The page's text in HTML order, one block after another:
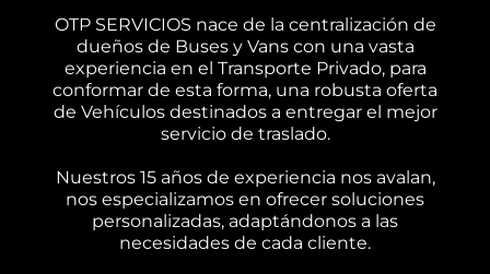
OTP SERVICIOS nace de la centralización de
dueños de Buses y Vans con una vasta
experiencia en el Transporte Privado, para
conformar de esta forma, una robusta oferta
de Vehículos destinados a entregar el mejor
servicio de traslado.
Nuestros 15 años de experiencia nos avalan,
nos especializamos en ofrecer soluciones
personalizadas, adaptándonos a las
necesidades de cada cliente.